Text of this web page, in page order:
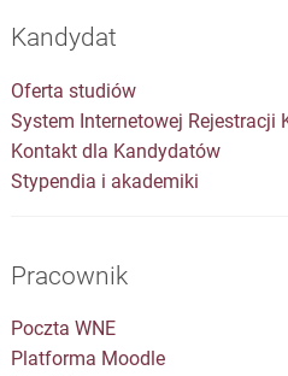
Kandydat
Oferta studiów
System Internetowej Rejestracji
Kontakt dla Kandydatów
Stypendia i akademiki
Pracownik
Poczta WNE
Platforma Moodle